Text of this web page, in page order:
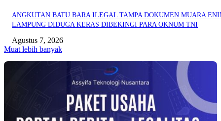
ANGKUTAN BATU BARA ILEGAL TAMPA DOKUMEN MUARA
LAMPUNG DIDUGA KERAS DIBEKINGI PARA OKNUM TNI
Agustus 7, 2026
Muat lebih banyak